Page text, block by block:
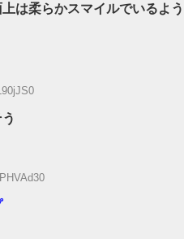
は柔らかスマイルでいるよう